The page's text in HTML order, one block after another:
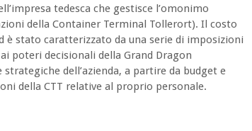
tedesca che gestisce l’omonimo
della Container Terminal Tollerort). Il costo
è stato caratterizzato da una serie di imposizioni
poteri decisionali della Grand Dragon
dell’azienda, a partire da budget e
della CTT relative al proprio personale.